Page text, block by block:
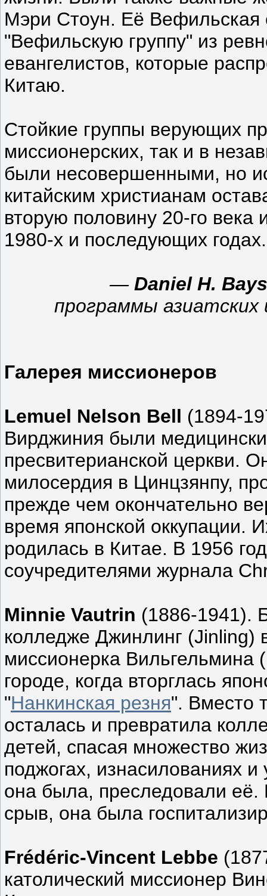
Мэри Стоун. Её
"Вефильскую группу" из
евангелистов, которые
Китаю.
Стойкие группы верующих
миссионерских, так и в
были несовершенными, но
китайским христианам
вторую половину 20-го
1980-х и последующих годах.
— Daniel H. Bays
программы азиатских
Галерея миссионеров
Lemuel Nelson Bell (1894-
Вирджиния были
пресвитерианской церкви.
милосердия в Цинцзянпу,
прежде чем окончательно
время японской оккупации.
родилась в Китае. В 1956
соучредителями журнала
Minnie Vautrin (1886-1941).
колледже Джинлинг (Jinling)
миссионерка Вильгельмина
городе, когда вторглась
"Нанкинская резня". Вместо
осталась и превратила
детей, спасая множество
поджогах, изнасилованиях
она была, преследовали
срыв, она была
Frédéric-Vincent Lebbe
католический миссионер